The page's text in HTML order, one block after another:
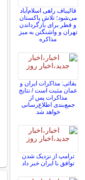
قالیباف راهی اسلام‌آباد
می‌شود؛ تلاش پاکستان
و قطر برای بازگرداندن
تهران و واشنگتن به میز
مذاکره
بقائی: مذاکرات ایران و
عمان مثبت است / نتایج
مذاکرات پس از
جمع‌بندی اطلاع‌رسانی
خواهد شد
ترامپ از نزدیک شدن
توافق با ایران خبر داد